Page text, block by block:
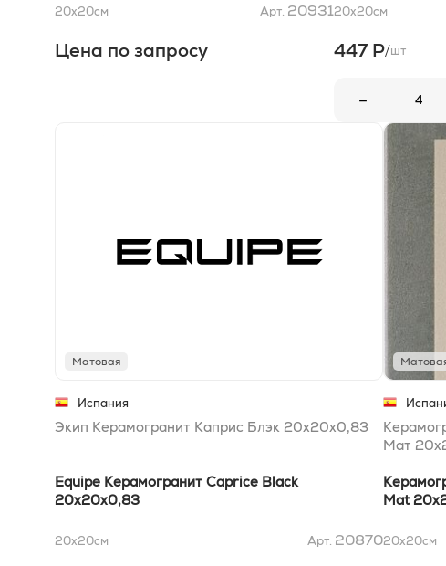
20x20см Арт. 20931
Цена по запросу
20x20см
447 Р/шт
-
Матовая
Испания
Экип Керамогранит Каприс Блэк 20x20x0,83
Equipe Керамогранит Caprice Black
20x20x0,83
20x20см Арт. 20870
Мат
Mat
20x20см